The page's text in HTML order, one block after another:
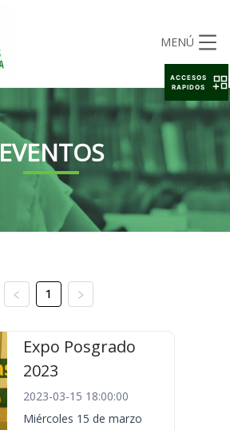
MENÚ
EVENTOS
1
Expo Posgrado
2023
2023-03-15 18:00:00
Miércoles 15 de marzo
ACCESOS
RAPIDOS